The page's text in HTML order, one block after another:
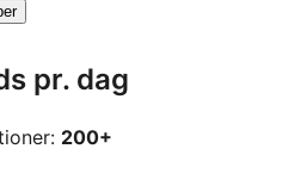
pr. dag
200+